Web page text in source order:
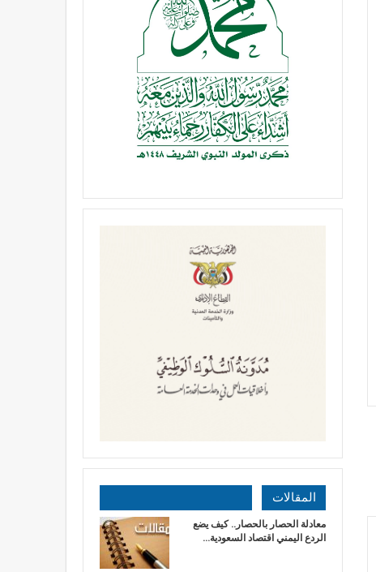
المقالات
معادلة الحصار بالحصار.. كيف يضع
الردع اليمني اقتصاد السعودية…